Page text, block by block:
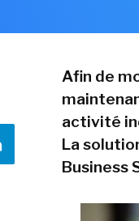
Afin de
activité
La
Business